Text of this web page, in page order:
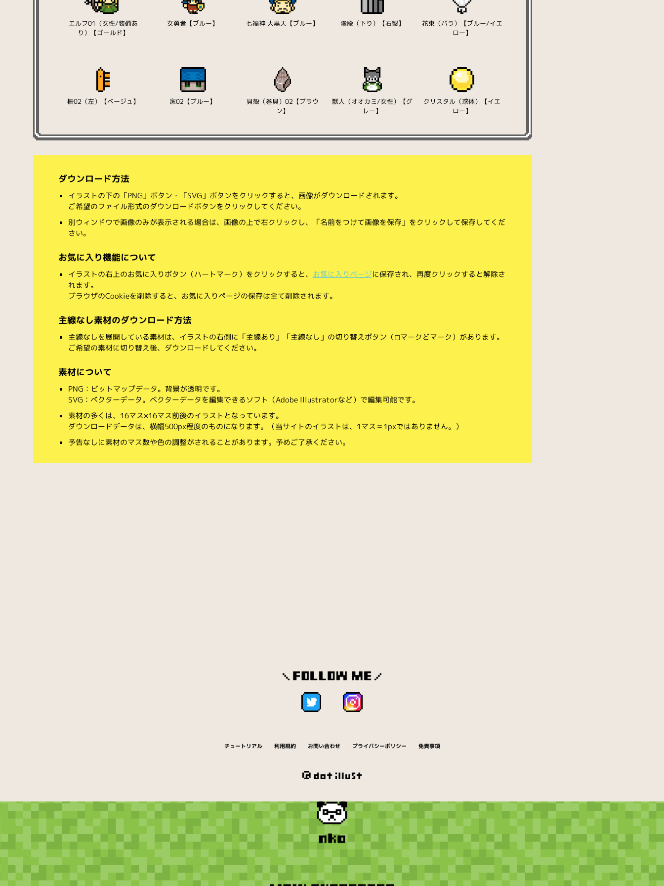
エルフ01（女性/装備あ
り）【ゴールド】
女勇者【ブルー】 七福神 大黒天【ブルー】 階段（下り）【石製】
花束（バラ）【ブルー/イエ
ロー】
柵02（左）【ベージュ】 家02【ブルー】
貝殻（巻貝）02【ブラウ
ン】
獣人（オオカミ/女性）【グ
レー】
クリスタル（球体）【イエ
ロー】
ダウンロード方法
イラストの下の「PNG」ボタン・「SVG」ボタンをクリックすると、画像がダウンロードされます。
ご希望のファイル形式のダウンロードボタンをクリックしてください。
別ウィンドウで画像のみが表示される場合は、画像の上で右クリックし、「名前をつけて画像を保存」をクリックして保存してくだ
さい。
お気に入り機能について
イラストの右上のお気に入りボタン（ハートマーク）をクリックすると、 お気に入りページに保存され、再度クリックすると解除さ
れます。
ブラウザのCookieを削除すると、お気に入りページの保存は全て削除されます。
主線なし素材のダウンロード方法
主線なしを展開している素材は、イラストの右側に「主線あり」「主線なし」の切り替えボタン（◻︎マークと◼︎マーク）があります。
ご希望の素材に切り替え後、ダウンロードしてください。
素材について
PNG：ビットマップデータ。背景が透明です。
SVG：ベクターデータ。ベクターデータを編集できるソフト（Adobe Illustratorなど）で編集可能です。
素材の多くは、16マス×16マス前後のイラストとなっています。
ダウンロードデータは、横幅500px程度のものになります。（当サイトのイラストは、1マス＝1pxではありません。）
予告なしに素材のマス数や色の調整がされることがあります。予めご了承ください。
チュートリアル 利用規約 お問い合わせ プライバシーポリシー 免責事項